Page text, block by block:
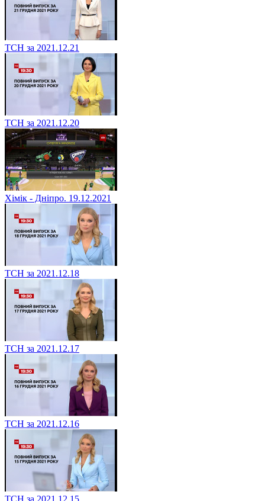
ТСН за 2021.12.21
ТСН за 2021.12.20
Хімік - Дніпро. 19.12.2021
ТСН за 2021.12.18
ТСН за 2021.12.17
ТСН за 2021.12.16
ТСН за 2021.12.15